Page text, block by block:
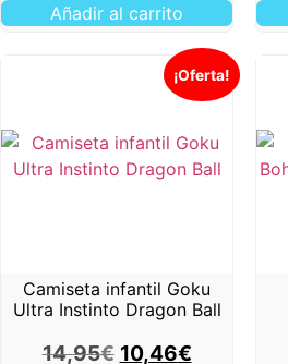
Añadir al carrito
¡Oferta!
Camiseta infantil Goku
Ultra Instinto Dragon Ball
14,95€ 10,46€